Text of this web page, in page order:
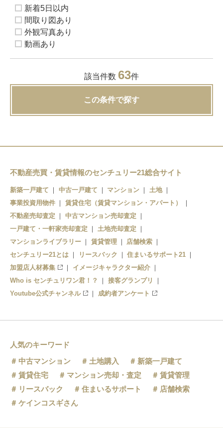
新着5日以内
間取り図あり
外観写真あり
動画あり
該当件数 63件
この条件で探す
不動産売買・賃貸情報のセンチュリー21総合サイト
新築一戸建て 中古一戸建て マンション
土地
事業投資用物件
賃貸住宅（賃貸マンション・アパート）
不動産売却査定
中古マンション売却査定
一戸建て・一軒家売却査定
土地売却査定
マンションライブラリー
賃貸管理
店舗検索
センチュリー21とは
リースバック
住まいるサポート21
加盟店人材募集
イメージキャラクター紹介
Who is センチュリワン君！？
接客グランプリ
Youtube公式チャンネル
成約者アンケート
人気のキーワード
中古マンション
土地購入
新築一戸建て
賃貸住宅
マンション売却・査定
賃貸管理
リースバック
住まいるサポート
店舗検索
ケインコスギさん